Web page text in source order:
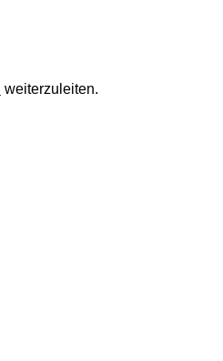
weiterzuleiten.